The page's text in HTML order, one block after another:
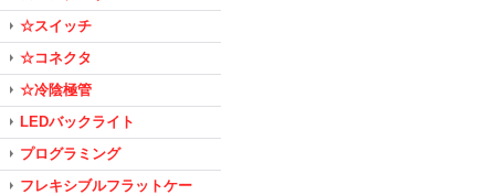
☆スイッチ
☆コネクタ
☆冷陰極管
LEDバックライト
プログラミング
フレキシブルフラットケー